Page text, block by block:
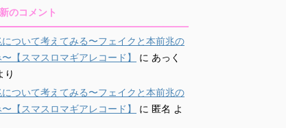
のコメント
ついて考えてみる〜フェイクと本前兆の
【スマスロマギアレコード】
に あっく
り
ついて考えてみる〜フェイクと本前兆の
【スマスロマギアレコード】
に 匿名 よ